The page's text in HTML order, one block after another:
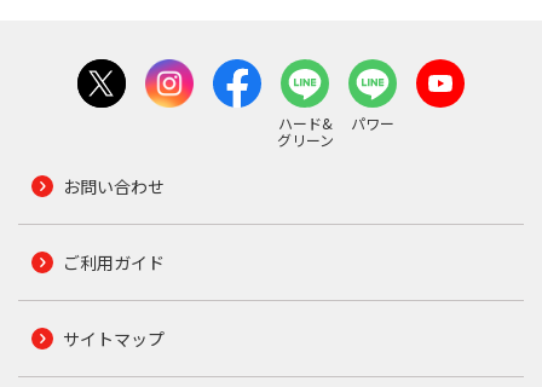
ハード&
グリーン
パワー
お問い合わせ
ご利用ガイド
サイトマップ